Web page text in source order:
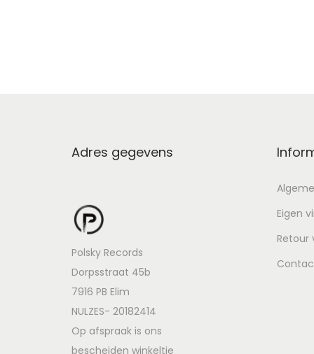
Adres gegevens
Polsky Records
Dorpsstraat 45b
7916 PB Elim
NULZES- 20182414
Op afspraak is ons
bescheiden winkeltje
Eigen
Retour